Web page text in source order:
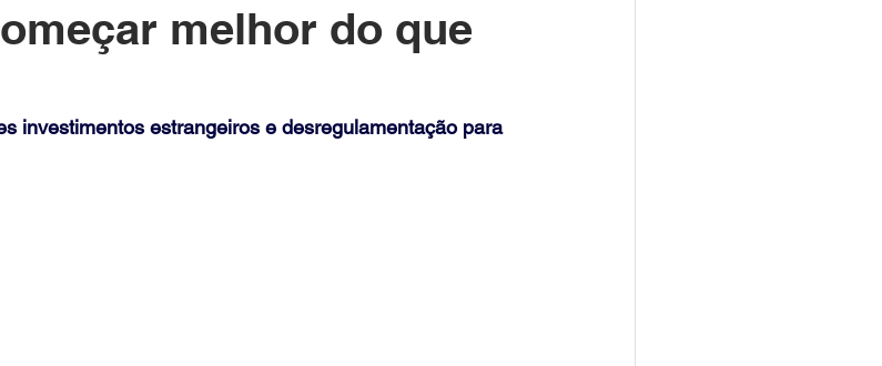
melhor do que
investimentos estrangeiros e desregulamentação para